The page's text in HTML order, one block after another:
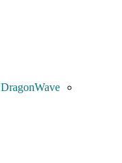
DragonWave